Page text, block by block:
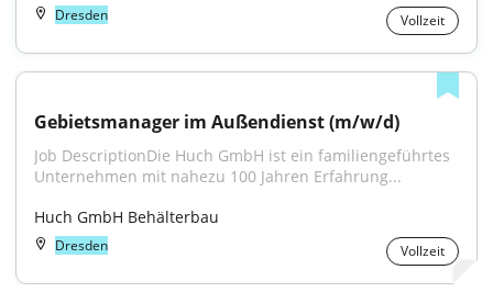
Dresden Vollzeit
Gebietsmanager im Außendienst (m/w/d)
Job DescriptionDie Huch GmbH ist ein familiengeführtes
Unternehmen mit nahezu 100 Jahren Erfahrung...
Huch GmbH Behälterbau
Dresden Vollzeit